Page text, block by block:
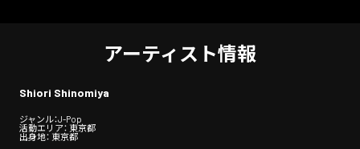
アーティスト情報
Shiori Shinomiya
ジャンル：J-Pop
活動エリア： 東京都
出身地： 東京都